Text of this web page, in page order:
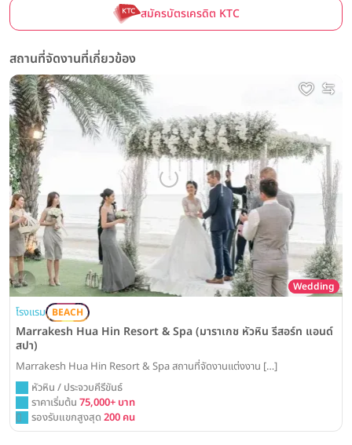
สมัครบัตรเครดิต KTC
สถานที่จัดงานที่เกี่ยวข้อง
Wedding
โรงแรม BEACH
Marrakesh Hua Hin Resort & Spa (มาราเกช หัวหิน รีสอร์ท แอนด์
สปา)
Marrakesh Hua Hin Resort & Spa สถานที่จัดงานแต่งงาน […]
หัวหิน / ประจวบคีรีขันธ์
ราคาเริ่มต้น 75,000+ บาท
รองรับแขกสูงสุด 200 คน